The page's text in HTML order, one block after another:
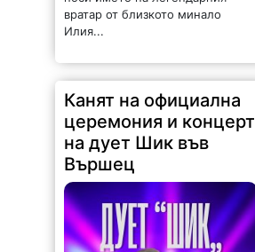
вратар от близкото минало
Илия...
Канят на официална
церемония и концерт
на дует Шик във
Вършец